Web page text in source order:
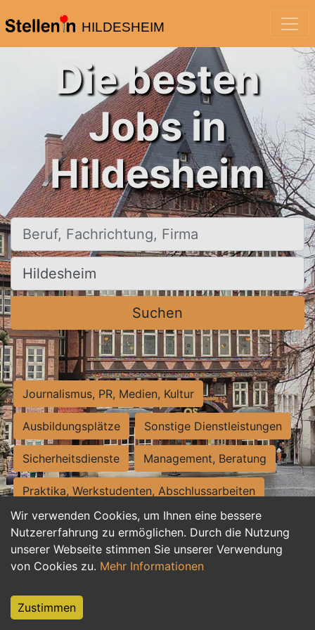
HILDESHEIM
Wir verwenden Cookies, um Ihnen eine bessere
Nutzererfahrung zu ermöglichen. Durch die Nutzung
unserer Webseite stimmen Sie unserer Verwendung
von Cookies zu. Mehr Informationen
Zustimmen
Die besten
Jobs in
Hildesheim
Beruf, Fachrichtung, Firma
Ort, Stadt
Suchen
Journalismus, PR, Medien, Kultur
Ausbildungsplätze Sonstige Dienstleistungen
Sicherheitsdienste Management, Beratung
Praktika, Werkstudenten, Abschlussarbeiten
Personalwesen Assistenz, Sekretariat
Hilfskräfte, Aushilfs- und Nebenjobs
Weiterbildung, Studium, duale Ausbildung